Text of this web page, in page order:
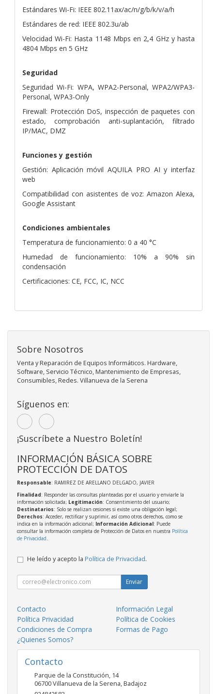
Estándares Wi-Fi: IEEE 802.11ax/ac/n/g/b/k/v/a/h
Estándares de red: IEEE 802.3u/ab
Velocidad Wi-Fi: Hasta 1148 Mbps en 2,4 GHz y hasta
4804 Mbps en 5 GHz
Seguridad
Seguridad Wi-Fi: WPA, WPA2-Personal, WPA2/WPA3-
Personal, WPA3-Only
Firewall: Protección DoS, inspección de paquetes con
estado, comprobación anti-suplantación, filtrado
IP/MAC, DMZ
Funciones y gestión
Gestión: Aplicación móvil AQUILA PRO AI y interfaz
web
Compatibilidad con asistentes de voz: Amazon Alexa,
Google Assistant
Condiciones ambientales
Temperatura de funcionamiento: 0 a 40 °C
Humedad de funcionamiento: 10% a 90% sin
condensación
Certificaciones: CE, FCC, IC, NCC
Sobre Nosotros
Venta y Reparación de Equipos Informáticos. Hardware,
Software, Servicio Técnico, Mantenimiento de Empresas,
Consumibles, Redes. Villanueva de la Serena
Síguenos en:
¡Suscríbete a Nuestro Boletín!
INFORMACIÓN BÁSICA SOBRE
PROTECCIÓN DE DATOS
Responsable: RAMIREZ DE ARELLANO DELGADO, JAVIER
Finalidad: Responder las consultas planteadas por el usuario y enviarle la
información solicitada; Legitimación: Consentimiento del usuario;
Destinatarios: Solo se realizan cesiones si existe una obligación legal;
Derechos: Acceder, rectificar y suprimir, así como otros derechos, como se
indica en la información adicional; Información Adicional: Puede
consultar la información completa de Protección de Datos en nuestra Política
de Privacidad
He leído y acepto la Política de Privacidad.
Enviar
Contacto
Información Legal
Política Privacidad
Política de Cookies
Condiciones de Compra
Formas de Pago
¿Quienes Somos?
Contacto
Parque de la Constitución, 14
06700Villanueva de la Serena,Badajoz